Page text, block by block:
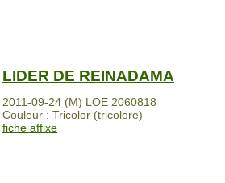
LIDER DE REINADAMA
2011-09-24 (M) LOE 2060818
Couleur : Tricolor (tricolore)
fiche affixe